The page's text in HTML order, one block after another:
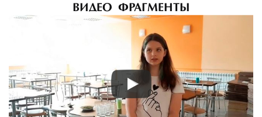
ВИДЕО ФРАГМЕНТЫ